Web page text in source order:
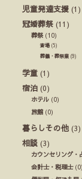
児童発達支援 (1)
冠婚葬祭 (11)
葬祭(10)
斎場(5)
葬儀・葬祭業 (9)
学童 (1)
宿泊 (0)
ホテル (0)
旅館 (0)
暮らしその他 (3)
相談 (3)
カウンセリング・
会計士・税理士(0)